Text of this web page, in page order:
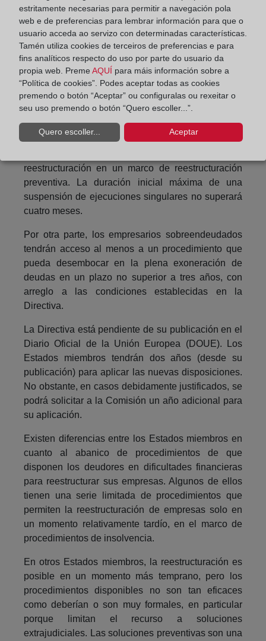
reestructuración que ayude a elaborar el plan.
También, se ha dotado al sistema de planes de
reestructuración: las nuevas normas prevén una
serie de elementos que deben formar parte del
plan, entre ellos, una descripción de la situación
económica, mención de las partes afectadas y sus
categorías o las condiciones de los planes.
Además, los deudores podrán disfrutar de una
suspensión de las ejecuciones singulares para
reestructuración en un marco de reestructuración
preventiva. La duración inicial máxima de una
suspensión de ejecuciones singulares no superará
cuatro meses.
Por otra parte, los empresarios sobreendeudados
tendrán acceso al menos a un procedimiento que
pueda desembocar en la plena exoneración de
deudas en un plazo no superior a tres años, con
arreglo a las condiciones establecidas en la
Directiva.
La Directiva está pendiente de su publicación en el
Diario Oficial de la Unión Europea (DOUE). Los
Estados miembros tendrán dos años (desde su
publicación) para aplicar las nuevas disposiciones.
No obstante, en casos debidamente justificados, se
podrá solicitar a la Comisión un año adicional para
su aplicación.
Existen diferencias entre los Estados miembros en
cuanto al abanico de procedimientos de que
disponen los deudores en dificultades financieras
para reestructurar sus empresas. Algunos de ellos
tienen una serie limitada de procedimientos que
permiten la reestructuración de empresas solo en
un momento relativamente tardío, en el marco de
procedimientos de insolvencia.
En otros Estados miembros, la reestructuración es
posible en un momento más temprano, pero los
procedimientos disponibles no son tan eficaces
como deberían o son muy formales, en particular
porque limitan el recurso a soluciones
extrajudiciales. Las soluciones preventivas son una
estritamente necesarias para permitir a navegación pola
web e de preferencias para lembrar información para que o
usuario acceda ao servizo con determinadas características.
Tamén utiliza cookies de terceiros de preferencias e para
fins analíticos respecto do uso por parte do usuario da
propia web. Preme AQUÍ para máis información sobre a
“Política de cookies”. Podes aceptar todas as cookies
premendo o botón “Aceptar” ou configuralas ou rexeitar o
seu uso premendo o botón “Quero escoller...”.
Quero escoller... Aceptar